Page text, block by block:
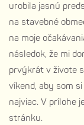
urobila jasnú
na stavebné
na moje
následok, že mi
prvýkrát v živote
víkend, aby som
najviac. V prílohe
stránku.